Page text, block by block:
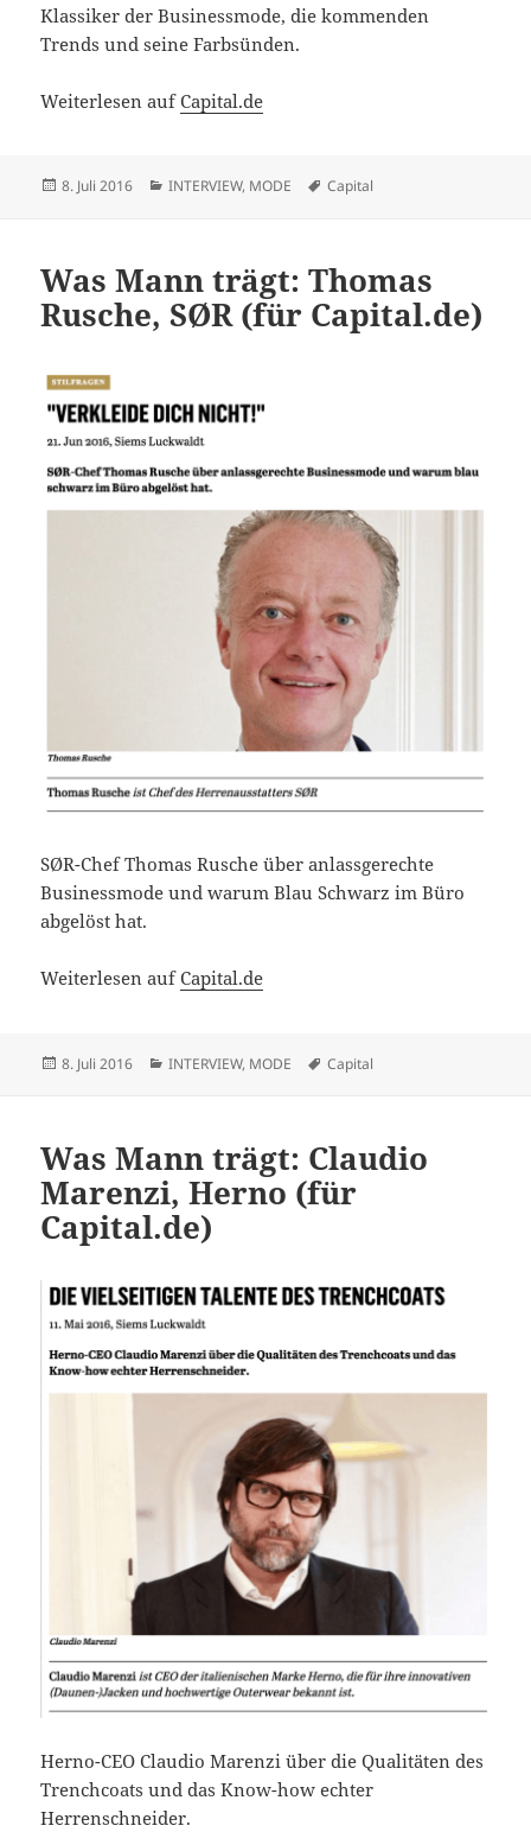
Klassiker der Businessmode, die kommenden
Trends und seine Farbsünden.
Weiterlesen aufCapital.de
Veröffentlicht
8. Juli 2016 Kategorien
INTERVIEW, MODE Schlagwörter
Capital
Was Mann trägt: Thomas
Rusche, SØR (für Capital.de)
SØR-Chef Thomas Rusche über anlassgerechte
Businessmode und warum Blau Schwarz im Büro
abgelöst hat.
Weiterlesen aufCapital.de
Veröffentlicht
8. Juli 2016 Kategorien
INTERVIEW, MODE Schlagwörter
Capital
Was Mann trägt: Claudio
Marenzi, Herno (für
Capital.de)
Herno-CEO Claudio Marenzi über die Qualitäten des
Trenchcoats und das Know-how echter
Herrenschneider.